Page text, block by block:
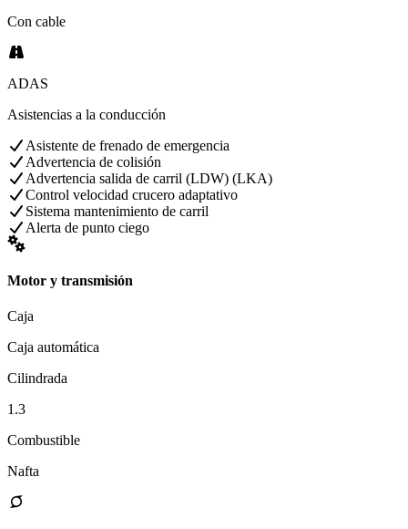
Con cable
ADAS
Asistencias a la conducción
Asistente de frenado de emergencia
Advertencia de colisión
Advertencia salida de carril (LDW) (LKA)
Control velocidad crucero adaptativo
Sistema mantenimiento de carril
Alerta de punto ciego
Motor y transmisión
Caja
Caja automática
Cilindrada
1.3
Combustible
Nafta